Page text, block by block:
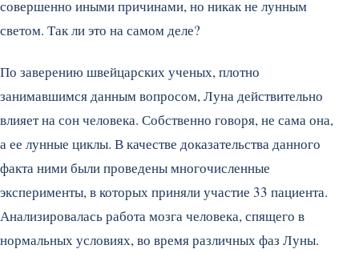
совершенно иными причинами, но никак не лунным
светом. Так ли это на самом деле?
По заверению швейцарских ученых, плотно
занимавшимся данным вопросом, Луна действительно
влияет на сон человека. Собственно говоря, не сама она,
а ее лунные циклы. В качестве доказательства данного
факта ними были проведены многочисленные
эксперименты, в которых приняли участие 33 пациента.
Анализировалась работа мозга человека, спящего в
нормальных условиях, во время различных фаз Луны.